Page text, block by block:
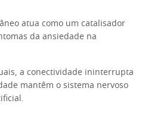
atua como um catalisador
da ansiedade na
a conectividade ininterrupta
mantêm o sistema nervoso